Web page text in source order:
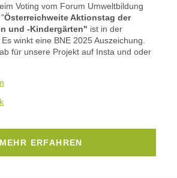
Voting vom Forum Umweltbildung
Österreichweite Aktionstag der
und -Kindergärten" ist in der
winkt eine BNE 2025 Auszeichung.
für unsere Projekt auf Insta und oder
MEHR ERFAHREN